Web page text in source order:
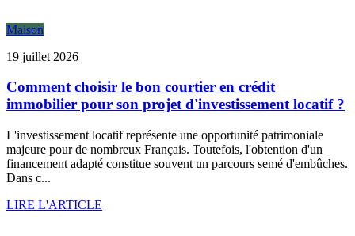
Maison
19 juillet 2026
Comment choisir le bon courtier en crédit
immobilier pour son projet d'investissement locatif ?
L'investissement locatif représente une opportunité patrimoniale
majeure pour de nombreux Français. Toutefois, l'obtention d'un
financement adapté constitue souvent un parcours semé d'embûches.
Dans c...
LIRE L'ARTICLE